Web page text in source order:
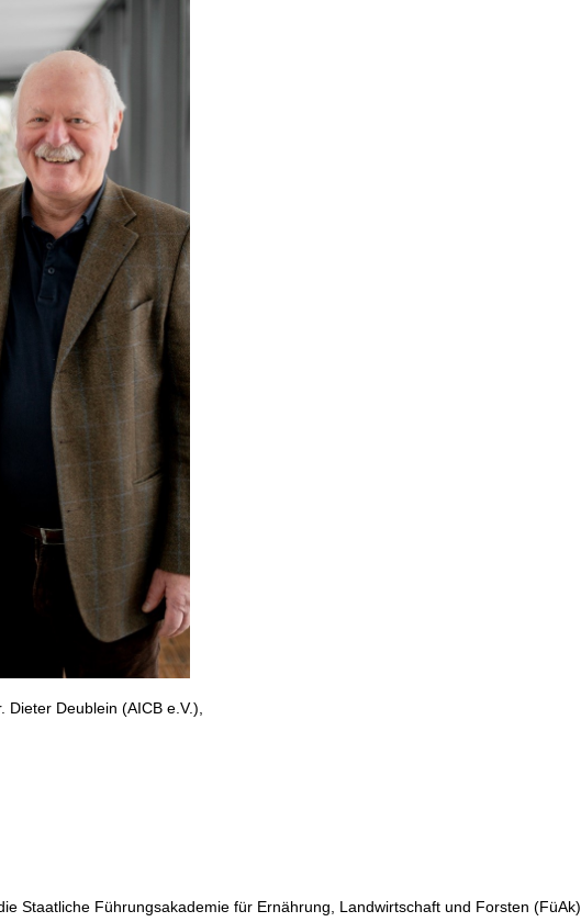
Deublein (AICB e.V.),
Staatliche Führungsakademie für Ernährung, Landwirtschaft und Forsten (FüAk).